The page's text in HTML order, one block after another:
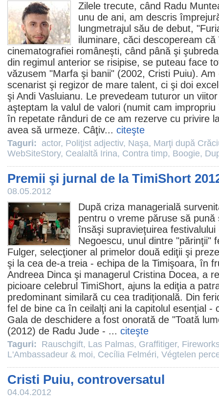
Zilele trecute, când Radu
unu de ani, am descris
lungmetrajul său de debut, "
iluminare, căci descopeream
cinematografiei româneşti, când până şi
din regimul anterior se risipise, se puteau face
văzusem "Marfa şi banii" (2002, Cristi Puiu).
scenarist şi regizor de mare talent, ci şi doi
şi Andi Vasluianu. Le prevedeam tuturor un
aşteptam la valul de valori (numit cam
în repetate rânduri de ce am rezerve cu privire
avea să urmeze. Câţiv... citeşte
Taguri: actor, Poliţist adjectiv, Naşa, Marţi după
WebSiteStory, Cealaltă Irina, Contra timp, Boogie,
Premii şi jurnal de la TimiShort
08.05.2012
După criza managerială
pentru o vreme păruse să
însăşi supravieţuirea
Negoescu, unul dintre "părinţii"
Fulger, selecţioner al primelor două ediţii şi
şi la cea de-a treia - echipa de la Timişoara, în
Andreea Dinca şi managerul Cristina Docea, a
picioare celebrul TimiShort, ajuns la ediţia a
predominant similară cu cea tradiţională. Din
fel de bine ca în ceilalţi ani la capitolul esenţial -
Gala de deschidere a fost onorată de "Toată
(2012) de Radu Jude - ... citeşte
Taguri: Rauschgift, Las Palmas, Graffitiger,
L'Ambassadeur & moi, Cecília Felméri, Végtelen
Cristi Puiu, controversatul
04.04.2012